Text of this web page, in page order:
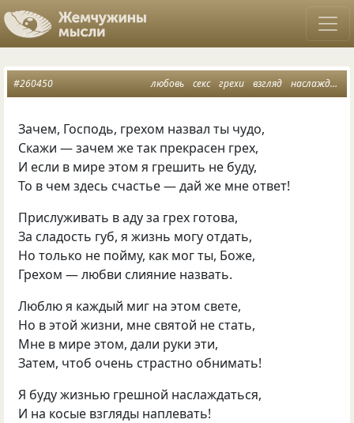
любовь секс грехи взгляд наслаждение
#260450
Зачем, Господь, грехом назвал ты чудо,
Скажи — зачем же так прекрасен грех,
И если в мире этом я грешить не буду,
То в чем здесь счастье — дай же мне ответ!
Прислуживать в аду за грех готова,
За сладость губ, я жизнь могу отдать,
Но только не пойму, как мог ты, Боже,
Грехом — любви слияние назвать.
Люблю я каждый миг на этом свете,
Но в этой жизни, мне святой не стать,
Мне в мире этом, дали руки эти,
Затем, чтоб очень страстно обнимать!
Я буду жизнью грешной наслаждаться,
И на косые взгляды наплевать!